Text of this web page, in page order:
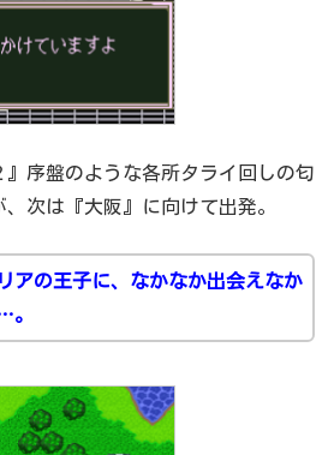
』序盤のような各所タライ回しの匂
次は『大阪』に向けて出発。
アの王子に、なかなか出会えなか
。